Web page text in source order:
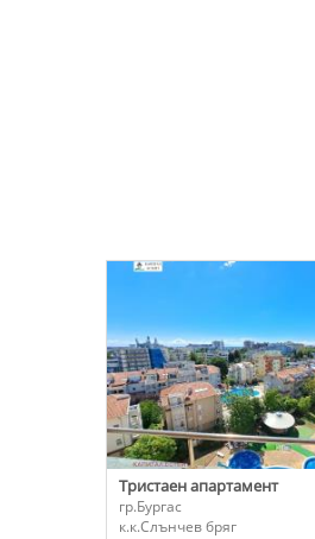
Тристаен апартамент
гр.Бургас
к.к.Слънчев бряг